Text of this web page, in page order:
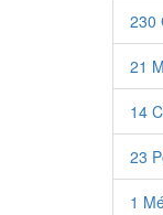
230
21
14
23
1